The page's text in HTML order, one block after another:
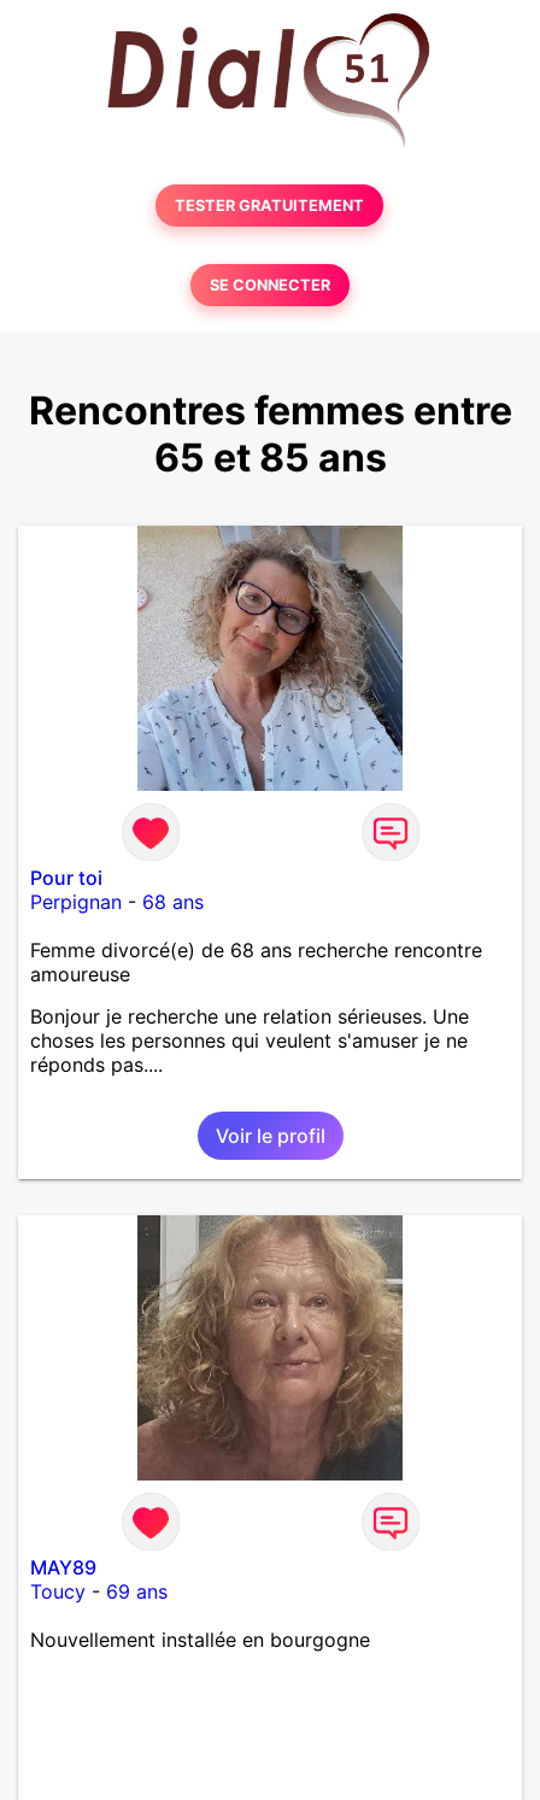
TESTER GRATUITEMENT
SE CONNECTER
Rencontres femmes entre
65 et 85 ans
Pour toi
Perpignan - 68 ans
Femme divorcé(e) de 68 ans recherche rencontre
amoureuse
Bonjour je recherche une relation sérieuses. Une
choses les personnes qui veulent s'amuser je ne
réponds pas....
Voir le profil
MAY89
Toucy - 69 ans
Nouvellement installée en bourgogne